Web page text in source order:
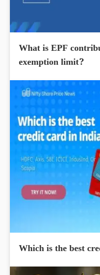
What is EPF
exemption limit?
Which is the best